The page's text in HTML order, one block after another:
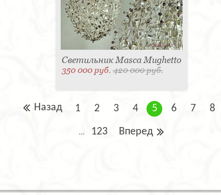
Светильник Masca Mughetto
350 000 руб.420 000 руб.
Назад 1 2 3 4 5 6 7 8
... 123 Вперед